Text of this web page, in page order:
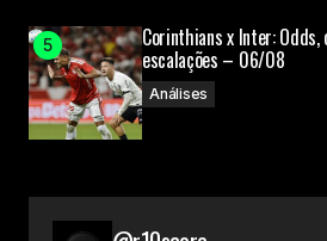
Corinthians x Inter:
escalações – 06/08
Análises